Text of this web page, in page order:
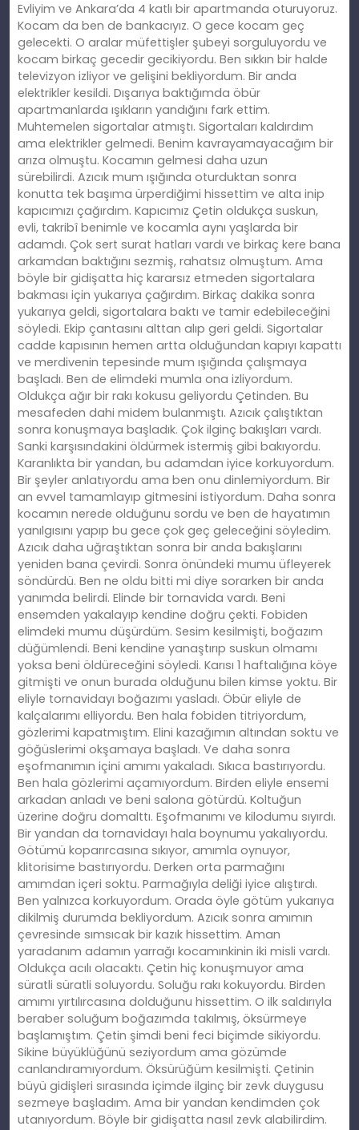
Evliyim ve Ankara’da 4 katlı bir apartmanda oturuyoruz.
Kocam da ben de bankacıyız. O gece kocam geç
gelecekti. O aralar müfettişler şubeyi sorguluyordu ve
kocam birkaç gecedir gecikiyordu. Ben sıkkın bir halde
televizyon izliyor ve gelişini bekliyordum. Bir anda
elektrikler kesildi. Dışarıya baktığımda öbür
apartmanlarda ışıkların yandığını fark ettim.
Muhtemelen sigortalar atmıştı. Sigortaları kaldırdım
ama elektrikler gelmedi. Benim kavrayamayacağım bir
arıza olmuştu. Kocamın gelmesi daha uzun
sürebilirdi. Azıcık mum ışığında oturduktan sonra
konutta tek başıma ürperdiğimi hissettim ve alta inip
kapıcımızı çağırdım. Kapıcımız Çetin oldukça suskun,
evli, takribî benimle ve kocamla aynı yaşlarda bir
adamdı. Çok sert surat hatları vardı ve birkaç kere bana
arkamdan baktığını sezmiş, rahatsız olmuştum. Ama
böyle bir gidişatta hiç kararsız etmeden sigortalara
bakması için yukarıya çağırdım. Birkaç dakika sonra
yukarıya geldi, sigortalara baktı ve tamir edebileceğini
söyledi. Ekip çantasını alttan alıp geri geldi. Sigortalar
cadde kapısının hemen artta olduğundan kapıyı kapattı
ve merdivenin tepesinde mum ışığında çalışmaya
başladı. Ben de elimdeki mumla ona izliyordum.
Oldukça ağır bir rakı kokusu geliyordu Çetinden. Bu
mesafeden dahi midem bulanmıştı. Azıcık çalıştıktan
sonra konuşmaya başladık. Çok ilginç bakışları vardı.
Sanki karşısındakini öldürmek istermiş gibi bakıyordu.
Karanlıkta bir yandan, bu adamdan iyice korkuyordum.
Bir şeyler anlatıyordu ama ben onu dinlemiyordum. Bir
an evvel tamamlayıp gitmesini istiyordum. Daha sonra
kocamın nerede olduğunu sordu ve ben de hayatımın
yanılgısını yapıp bu gece çok geç geleceğini söyledim.
Azıcık daha uğraştıktan sonra bir anda bakışlarını
yeniden bana çevirdi. Sonra önündeki mumu üfleyerek
söndürdü. Ben ne oldu bitti mi diye sorarken bir anda
yanımda belirdi. Elinde bir tornavida vardı. Beni
ensemden yakalayıp kendine doğru çekti. Fobiden
elimdeki mumu düşürdüm. Sesim kesilmişti, boğazım
düğümlendi. Beni kendine yanaştırıp suskun olmamı
yoksa beni öldüreceğini söyledi. Karısı 1 haftalığına köye
gitmişti ve onun burada olduğunu bilen kimse yoktu. Bir
eliyle tornavidayı boğazımı yasladı. Öbür eliyle de
kalçalarımı elliyordu. Ben hala fobiden titriyordum,
gözlerimi kapatmıştım. Elini kazağımın altından soktu ve
göğüslerimi okşamaya başladı. Ve daha sonra
eşofmanımın içini amımı yakaladı. Sıkıca bastırıyordu.
Ben hala gözlerimi açamıyordum. Birden eliyle ensemi
arkadan anladı ve beni salona götürdü. Koltuğun
üzerine doğru domalttı. Eşofmanımı ve kilodumu sıyırdı.
Bir yandan da tornavidayı hala boynumu yakalıyordu.
Götümü koparırcasına sıkıyor, amımla oynuyor,
klitorisime bastırıyordu. Derken orta parmağını
amımdan içeri soktu. Parmağıyla deliği iyice alıştırdı.
Ben yalnızca korkuyordum. Orada öyle götüm yukarıya
dikilmiş durumda bekliyordum. Azıcık sonra amımın
çevresinde sımsıcak bir kazık hissettim. Aman
yaradanım adamın yarrağı kocamınkinin iki misli vardı.
Oldukça acılı olacaktı. Çetin hiç konuşmuyor ama
süratli süratli soluyordu. Soluğu rakı kokuyordu. Birden
amımı yırtılırcasına dolduğunu hissettim. O ilk saldırıyla
beraber soluğum boğazımda takılmış, öksürmeye
başlamıştım. Çetin şimdi beni feci biçimde sikiyordu.
Sikine büyüklüğünü seziyordum ama gözümde
canlandıramıyordum. Öksürüğüm kesilmişti. Çetinin
büyü gidişleri sırasında içimde ilginç bir zevk duygusu
sezmeye başladım. Ama bir yandan kendimden çok
utanıyordum. Böyle bir gidişatta nasıl zevk alabilirdim.